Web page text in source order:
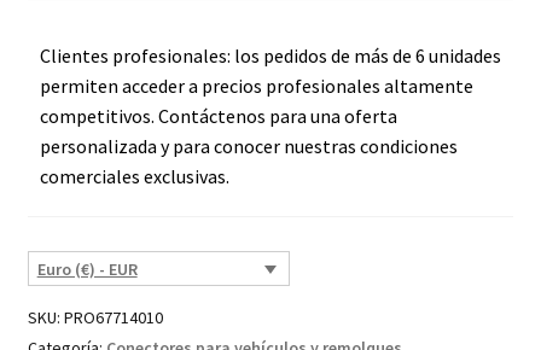
Clientes profesionales: los pedidos de más de 6 unidades
permiten acceder a precios profesionales altamente
competitivos. Contáctenos para una oferta
personalizada y para conocer nuestras condiciones
comerciales exclusivas.
Euro (€) - EUR
SKU: PRO67714010